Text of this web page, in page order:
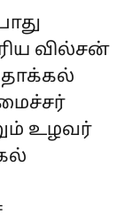
வில்சன்
தாக்கல்
உழவர்